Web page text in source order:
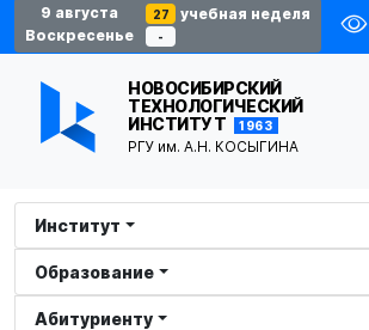
9 августа 27
учебная неделя
Воскресенье
-
НОВОСИБИРСКИЙ
ТЕХНОЛОГИЧЕСКИЙ
ИНСТИТУТ
1963
РГУ им. А.Н. КОСЫГИНА
Институт
Образование
Абитуриенту